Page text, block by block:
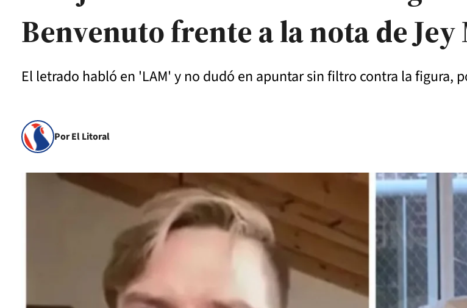
Benvenuto frente a la nota de
El letrado habló en 'LAM' y no dudó en apuntar sin filtro contra la figura,
Por El Litoral